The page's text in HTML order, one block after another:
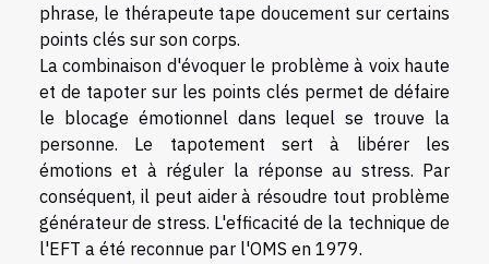
phrase, le thérapeute tape doucement sur certains
points clés sur son corps.
La combinaison d'évoquer le problème à voix haute
et de tapoter sur les points clés permet de défaire
le blocage émotionnel dans lequel se trouve la
personne. Le tapotement sert à libérer les
émotions et à réguler la réponse au stress. Par
conséquent, il peut aider à résoudre tout problème
générateur de stress. L'efficacité de la technique de
l'EFT a été reconnue par l'OMS en 1979.